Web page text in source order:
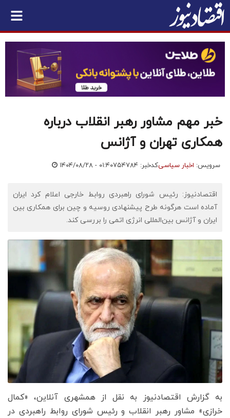
خبر مهم مشاور رهبر انقلاب درباره
همکاری‌ تهران و آژانس
سرویس: اخبار سیاسیکدخبر: ۷۵۴۷۸۴ ۱۴۰۴/۰۸/۲۸ - ۰۱:۴۰
اقتصادنیوز: رئیس شورای راهبردی روابط خارجی اعلام کرد ایران
آماده است هرگونه طرح پیشنهادی روسیه و چین برای همکاری بین
ایران و آژانس بین‌المللی انرژی اتمی را بررسی کند.
به گزارش اقتصادنیوز به نقل از همشهری آنلاین، «کمال
خرازی» مشاور رهبر انقلاب و رئیس شورای روابط راهبردی در